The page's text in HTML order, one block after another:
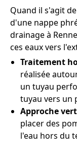
Quand il s'agit
d'une nappe
drainage à
ces eaux vers
Traitement
réalisée
un tuyau
tuyau vers un
Approche
placer des
l'eau hors du